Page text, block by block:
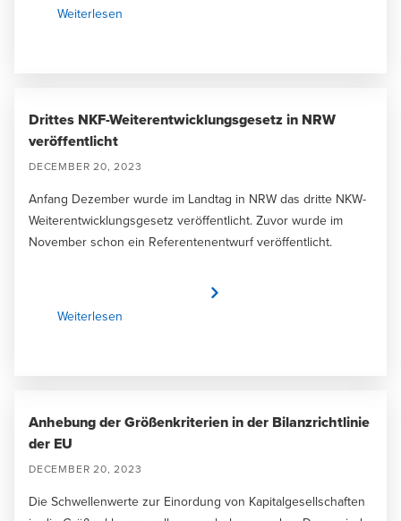
Weiterlesen
Drittes NKF-Weiterentwicklungsgesetz in NRW
veröffentlicht
DECEMBER 20, 2023
Anfang Dezember wurde im Landtag in NRW das dritte NKW-
Weiterentwicklungsgesetz veröffentlicht. Zuvor wurde im
November schon ein Referentenentwurf veröffentlicht.
Weiterlesen
Anhebung der Größenkriterien in der Bilanzrichtlinie
der EU
DECEMBER 20, 2023
Die Schwellenwerte zur Einordung von Kapitalgesellschaften